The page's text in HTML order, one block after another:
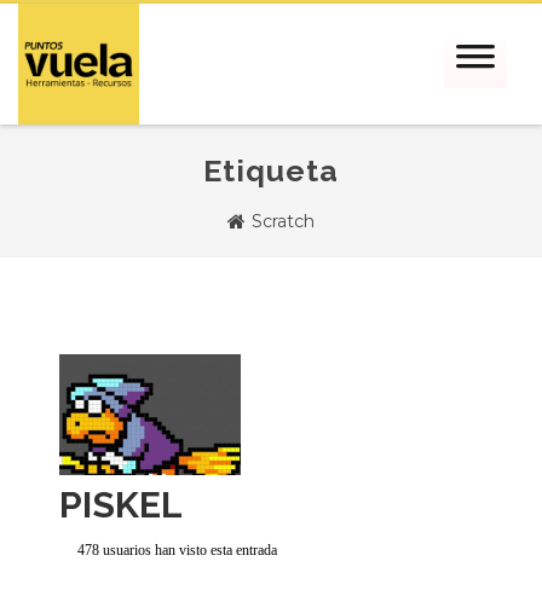
Etiqueta
Scratch
PISKEL
478 usuarios han visto esta entrada